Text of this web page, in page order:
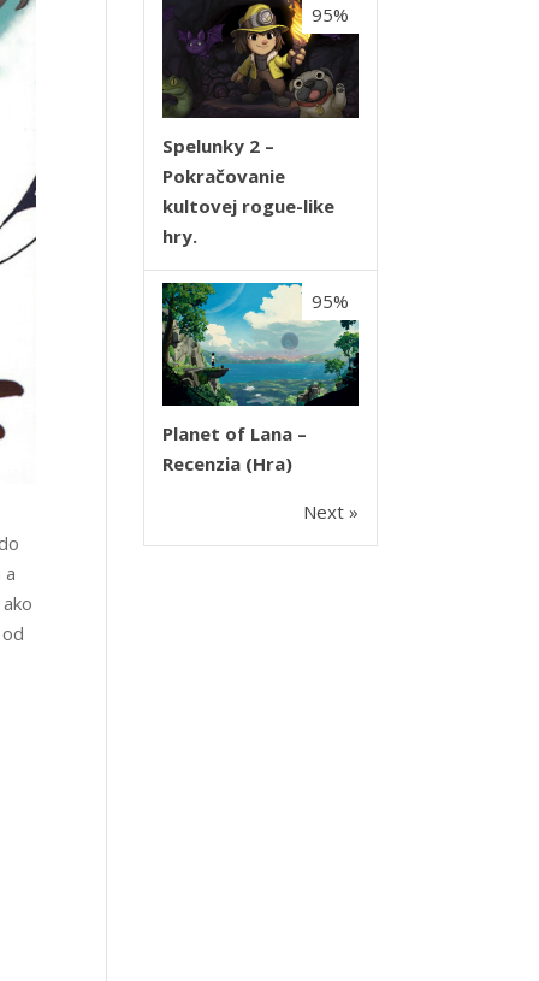
a
Spelunky 2 –
Pokračovanie
kultovej rogue-like
hry.
95%
Planet of Lana –
Recenzia (Hra)
95%
Next »